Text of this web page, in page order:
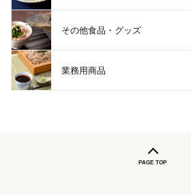
その他食品・グッズ
業務用商品
PAGE TOP